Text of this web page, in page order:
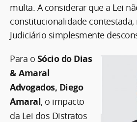
multa. A considerar que a Lei
constitucionalidade
Judiciário simplesmente
Para o Sócio do Dias
& Amaral
Advogados, Diego
Amaral, o impacto
da Lei dos Distratos